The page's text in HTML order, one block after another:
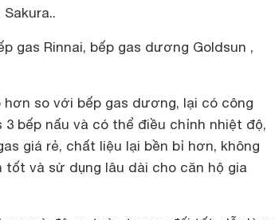
gas Rinnai, bếp gas dương Goldsun ,
so với bếp gas dương, lại có công
bếp nấu và có thể điều chỉnh nhiệt độ,
giá rẻ, chất liệu lại bền bỉ hơn, không
và sử dụng lâu dài cho căn hộ gia